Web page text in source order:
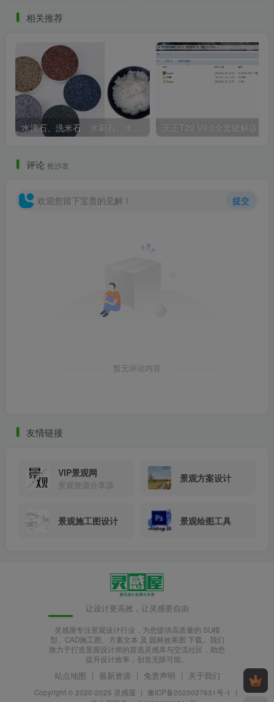
景观工程标准说明.png
相关推荐
评论 抢沙发
欢迎您留下宝贵的见解！ 提交
暂无评论内容
友情链接
VIP景观网
景观资源分享源
景观方案设计
景观施工图设计 景观绘图工具
让设计更高效，让灵感更自由
灵感屋专注景观设计行业，为您提供高质量的 SU模
型、CAD施工图、方案文本 及 园林效果图 下载。我们
致力于打造景观设计师的首选灵感库与交流社区，助您
提升设计效率，创造无限可能。
站点地图 | 最新资源 | 免责声明 | 关于我们
Copyright © 2020-2025 灵感屋 | 豫ICP备2023027631号-1
|